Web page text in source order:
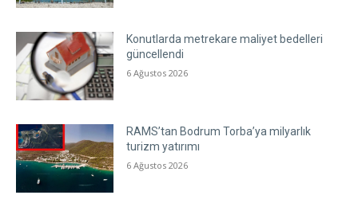
Konutlarda metrekare maliyet bedelleri
güncellendi
6 Ağustos 2026
RAMS’tan Bodrum Torba’ya milyarlık
turizm yatırımı
6 Ağustos 2026